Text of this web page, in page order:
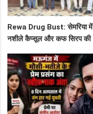
Rewa Drug Bust: सेमरिया में
नशीले कैप्सूल और कफ सिरप की
के पीछे